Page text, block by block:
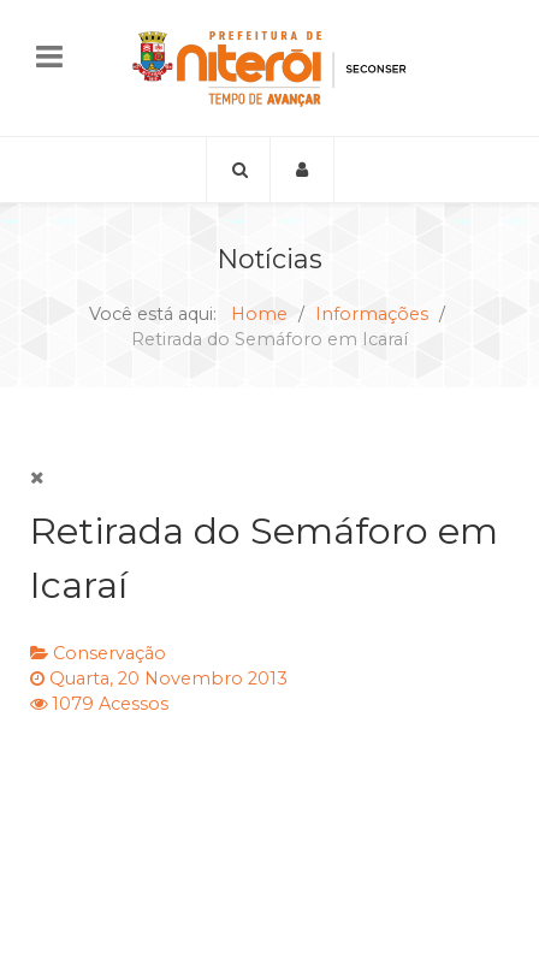
Notícias
Você está aqui: Home
Informações
Retirada do Semáforo em Icaraí
Retirada do Semáforo em
Icaraí
Conservação
Quarta, 20 Novembro 2013
1079 Acessos